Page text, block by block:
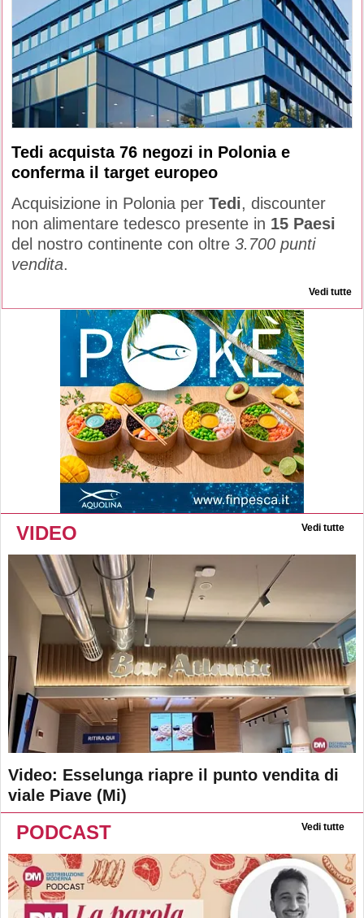
Tedi acquista 76 negozi in Polonia e
conferma il target europeo
Acquisizione in Polonia per Tedi, discounter
non alimentare tedesco presente in 15 Paesi
del nostro continente con oltre 3.700 punti
vendita.
Vedi tutte
VIDEO Vedi tutte
Video: Esselunga riapre il punto vendita di
viale Piave (Mi)
PODCAST Vedi tutte